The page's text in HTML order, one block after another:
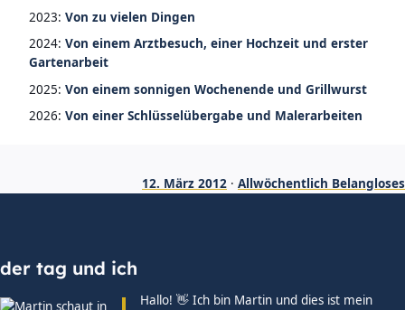
2023:Von zu vielen Dingen
2024:Von einem Arztbesuch, einer Hochzeit und erster
Gartenarbeit
2025:Von einem sonnigen Wochenende und Grillwurst
2026:Von einer Schlüsselübergabe und Malerarbeiten
12. März 2012 · Allwöchentlich Belangloses
der tag und ich
Hallo! 👋 Ich bin Martin und dies ist mein